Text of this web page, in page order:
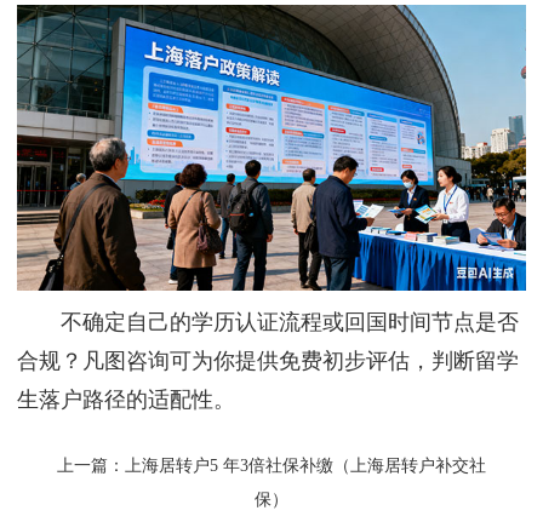
不确定自己的学历认证流程或回国时间节点是否
合规？凡图咨询可为你提供免费初步评估，判断留学
生落户路径的适配性。
上一篇：
上海居转户5 年3倍社保补缴（上海居转户补交社
保）